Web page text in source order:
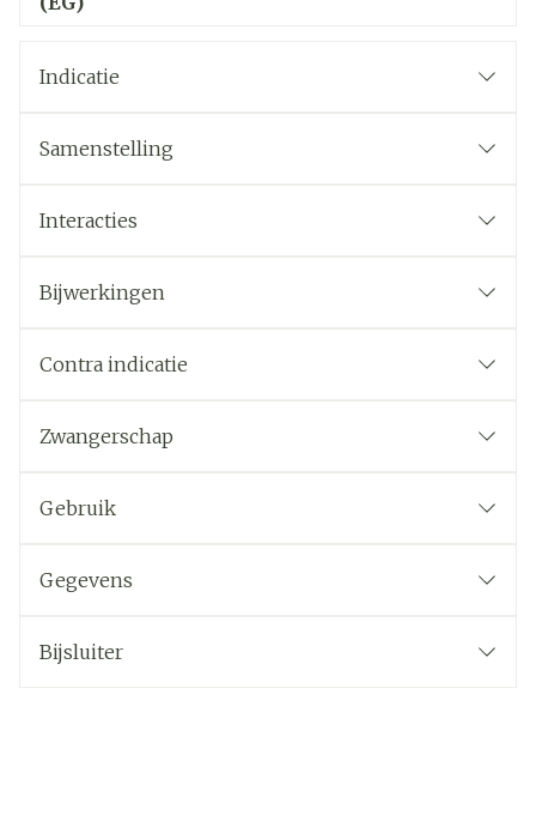
Indicatie
Samenstelling
Interacties
Bijwerkingen
Contra indicatie
Zwangerschap
Gebruik
Gegevens
Bijsluiter